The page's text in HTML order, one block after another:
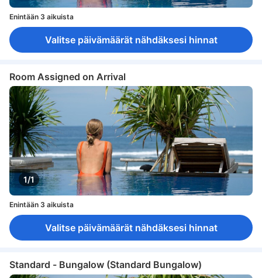
Enintään 3 aikuista
Valitse päivämäärät nähdäksesi hinnat
Room Assigned on Arrival
1/1
Enintään 3 aikuista
Valitse päivämäärät nähdäksesi hinnat
Standard - Bungalow (Standard Bungalow)